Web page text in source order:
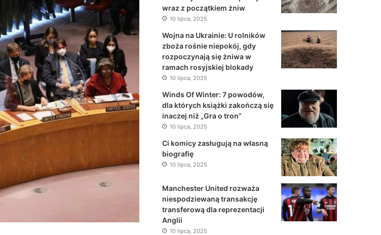
wraz z początkiem żniw
10 lipca, 2025
Wojna na Ukrainie: U rolników
zboża rośnie niepokój, gdy
rozpoczynają się żniwa w
ramach rosyjskiej blokady
10 lipca, 2025
Winds Of Winter: 7 powodów,
dla których książki zakończą się
inaczej niż „Gra o tron”
10 lipca, 2025
Ci komicy zasługują na własną
biografię
10 lipca, 2025
Manchester United rozważa
niespodziewaną transakcję
transferową dla reprezentacji
Anglii
10 lipca, 2025